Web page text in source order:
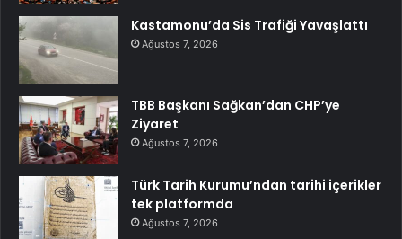
Kastamonu’da Sis Trafiği Yavaşlattı
Ağustos 7, 2026
TBB Başkanı Sağkan’dan CHP’ye
Ziyaret
Ağustos 7, 2026
Türk Tarih Kurumu’ndan tarihi içerikler
tek platformda
Ağustos 7, 2026